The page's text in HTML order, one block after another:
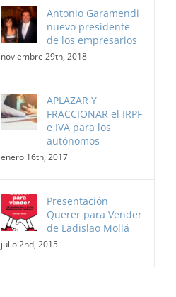
Antonio Garamendi
nuevo presidente
de los empresarios
noviembre 29th, 2018
APLAZAR Y
FRACCIONAR el IRPF
e IVA para los
autónomos
enero 16th, 2017
Presentación
Querer para Vender
de Ladislao Mollá
julio 2nd, 2015